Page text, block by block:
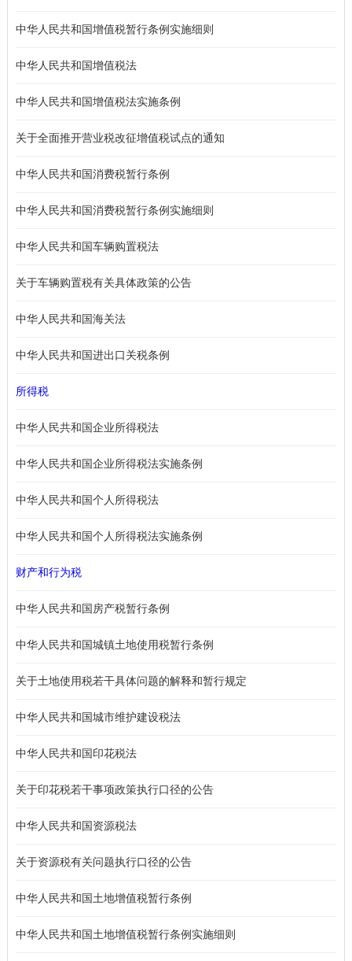
中华人民共和国增值税暂行条例实施细则
中华人民共和国增值税法
中华人民共和国增值税法实施条例
关于全面推开营业税改征增值税试点的通知
中华人民共和国消费税暂行条例
中华人民共和国消费税暂行条例实施细则
中华人民共和国车辆购置税法
关于车辆购置税有关具体政策的公告
中华人民共和国海关法
中华人民共和国进出口关税条例
所得税
中华人民共和国企业所得税法
中华人民共和国企业所得税法实施条例
中华人民共和国个人所得税法
中华人民共和国个人所得税法实施条例
财产和行为税
中华人民共和国房产税暂行条例
中华人民共和国城镇土地使用税暂行条例
关于土地使用税若干具体问题的解释和暂行规定
中华人民共和国城市维护建设税法
中华人民共和国印花税法
关于印花税若干事项政策执行口径的公告
中华人民共和国资源税法
关于资源税有关问题执行口径的公告
中华人民共和国土地增值税暂行条例
中华人民共和国土地增值税暂行条例实施细则